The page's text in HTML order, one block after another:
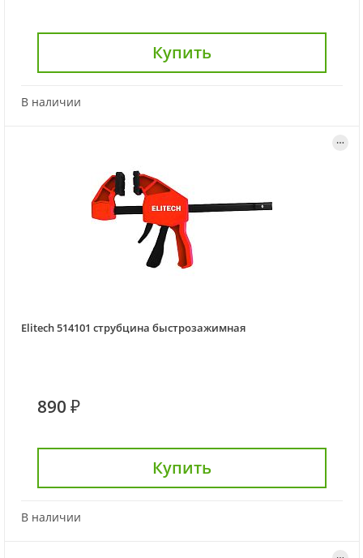
Купить
В наличии
Elitech 514101 струбцина быстрозажимная
890 ₽
Купить
В наличии